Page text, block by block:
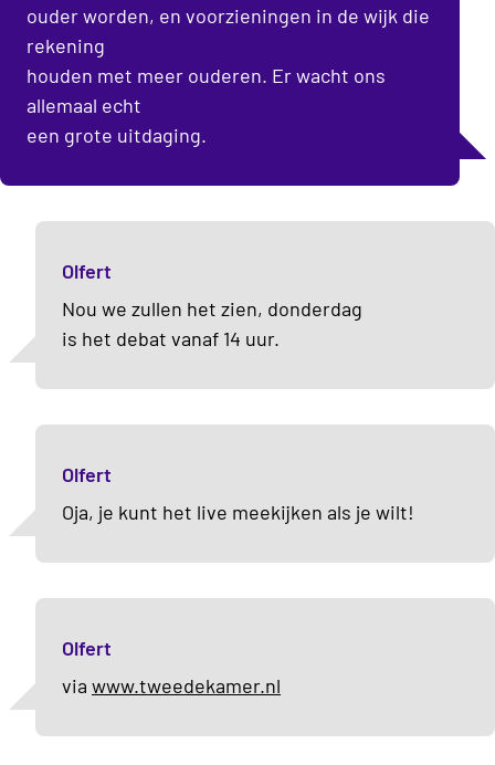
ouder worden, en voorzieningen in de wijk die
rekening
houden met meer ouderen. Er wacht ons
allemaal echt
een grote uitdaging.
Olfert
Nou we zullen het zien, donderdag
is het debat vanaf 14 uur.
Olfert
Oja, je kunt het live meekijken als je wilt!
Olfert
via www.tweedekamer.nl